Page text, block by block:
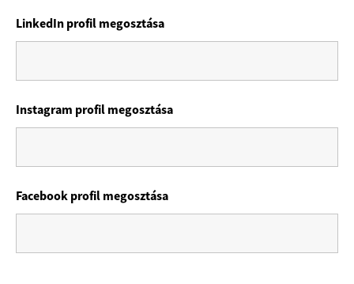
LinkedIn profil megosztása
Instagram profil megosztása
Facebook profil megosztása